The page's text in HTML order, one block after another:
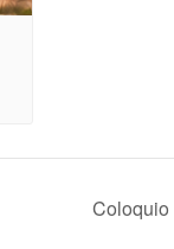
Coloquio